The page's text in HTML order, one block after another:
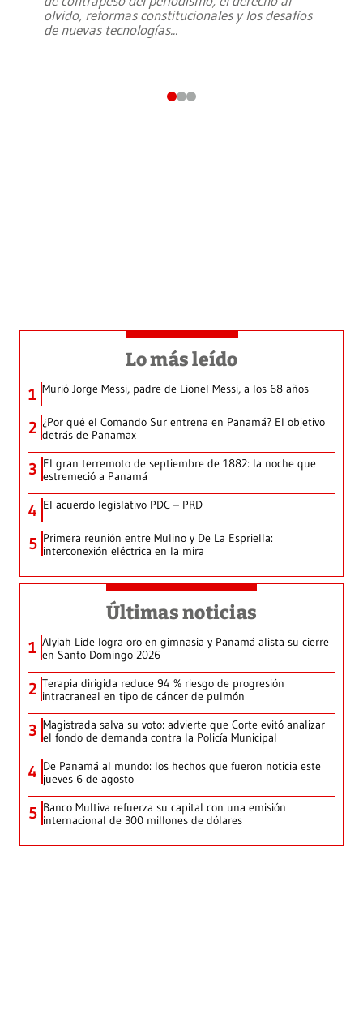
olvido, reformas constitucionales y los desafíos
de nuevas tecnologías...
Lo más leído
1 Murió Jorge Messi, padre de Lionel Messi, a los 68 años
2 ¿Por qué el Comando Sur entrena en Panamá? El objetivo
detrás de Panamax
3 El gran terremoto de septiembre de 1882: la noche que
estremeció a Panamá
4 El acuerdo legislativo PDC – PRD
5 Primera reunión entre Mulino y De La Espriella:
interconexión eléctrica en la mira
Últimas noticias
1 Alyiah Lide logra oro en gimnasia y Panamá alista su cierre
en Santo Domingo 2026
2 Terapia dirigida reduce 94 % riesgo de progresión
intracraneal en tipo de cáncer de pulmón
3 Magistrada salva su voto: advierte que Corte evitó analizar
el fondo de demanda contra la Policía Municipal
4 De Panamá al mundo: los hechos que fueron noticia este
jueves 6 de agosto
5 Banco Multiva refuerza su capital con una emisión
internacional de 300 millones de dólares